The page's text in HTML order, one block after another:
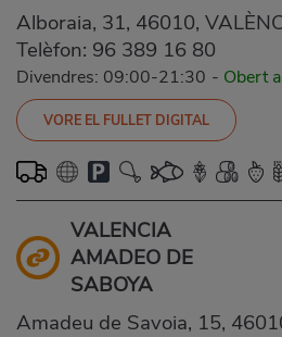
Alboraia, 31, 46010,
Telèfon: 96 389 16 80
Divendres: 09:00-21:30 - Obert
VORE EL FULLET DIGITAL
VALENCIA
AMADEO DE
SABOYA
Amadeu de Savoia, 15,